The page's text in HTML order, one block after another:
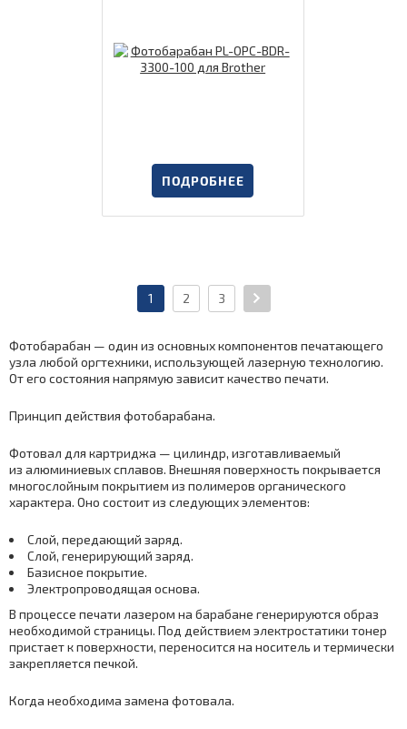
ПОДРОБНЕЕ
1 2 3
Фотобарабан — один из основных компонентов печатающего
узла любой оргтехники, использующей лазерную технологию.
От его состояния напрямую зависит качество печати.
Принцип действия фотобарабана.
Фотовал для картриджа — цилиндр, изготавливаемый
из алюминиевых сплавов. Внешняя поверхность покрывается
многослойным покрытием из полимеров органического
характера. Оно состоит из следующих элементов:
Слой, передающий заряд.
Слой, генерирующий заряд.
Базисное покрытие.
Электропроводящая основа.
В процессе печати лазером на барабане генерируются образ
необходимой страницы. Под действием электростатики тонер
пристает к поверхности, переносится на носитель и термически
закрепляется печкой.
Когда необходима замена фотовала.